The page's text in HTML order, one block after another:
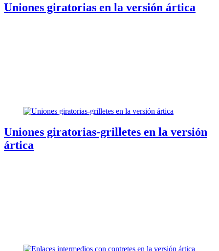
Uniones giratorias en la versión ártica
Uniones giratorias-grilletes en la versión
ártica